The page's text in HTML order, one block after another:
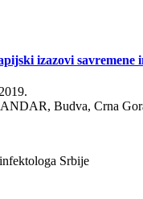
izazovi savremene
Budva, Crna
Srbije